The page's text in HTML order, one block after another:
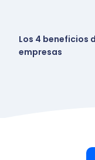
Los 4 beneficios
empresas